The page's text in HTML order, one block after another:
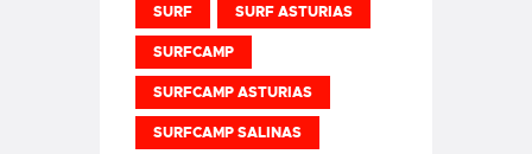
SURF SURF ASTURIAS
SURFCAMP
SURFCAMP ASTURIAS
SURFCAMP SALINAS